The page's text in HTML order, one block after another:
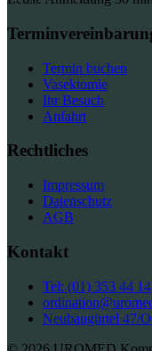
Termin buchen
Vasektomie
Ihr Besuch
Anfahrt
Rechtliches
Impressum
Datenschutz
AGB
Kontakt
Tel: (01) 353 44 14
Neubaugürtel 47/